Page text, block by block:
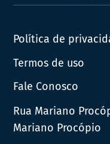
Política de
Termos de uso
Fale Conosco
Rua Mariano
Mariano Procópio